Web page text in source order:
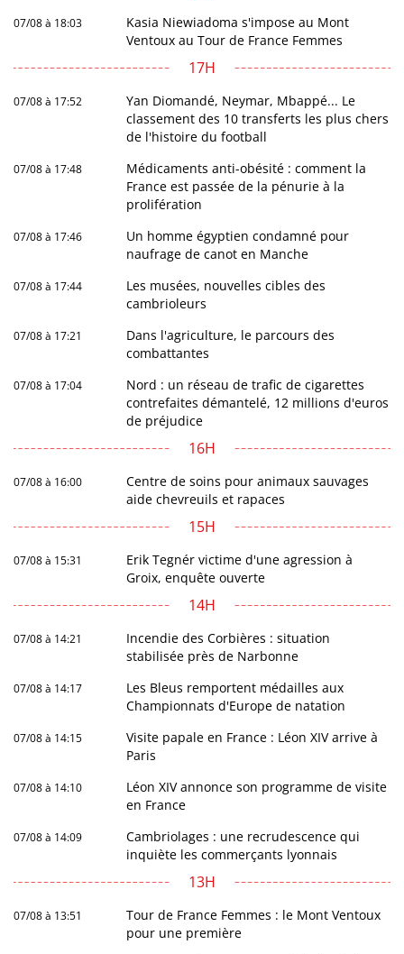
07/08 à 18:03
Kasia Niewiadoma s'impose au Mont
Ventoux au Tour de France Femmes
17H
07/08 à 17:52
Yan Diomandé, Neymar, Mbappé... Le
classement des 10 transferts les plus chers
de l'histoire du football
07/08 à 17:48
Médicaments anti-obésité : comment la
France est passée de la pénurie à la
prolifération
07/08 à 17:46
Un homme égyptien condamné pour
naufrage de canot en Manche
07/08 à 17:44
Les musées, nouvelles cibles des
cambrioleurs
07/08 à 17:21
Dans l'agriculture, le parcours des
combattantes
07/08 à 17:04
Nord : un réseau de trafic de cigarettes
contrefaites démantelé, 12 millions d'euros
de préjudice
16H
07/08 à 16:00
Centre de soins pour animaux sauvages
aide chevreuils et rapaces
15H
07/08 à 15:31
Erik Tegnér victime d'une agression à
Groix, enquête ouverte
14H
07/08 à 14:21
Incendie des Corbières : situation
stabilisée près de Narbonne
07/08 à 14:17
Les Bleus remportent médailles aux
Championnats d'Europe de natation
07/08 à 14:15
Visite papale en France : Léon XIV arrive à
Paris
07/08 à 14:10
Léon XIV annonce son programme de visite
en France
07/08 à 14:09
Cambriolages : une recrudescence qui
inquiète les commerçants lyonnais
13H
07/08 à 13:51
Tour de France Femmes : le Mont Ventoux
pour une première